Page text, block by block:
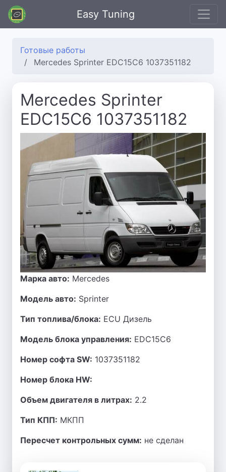
Easy Tuning
Готовые работы
Mercedes Sprinter EDC15C6 1037351182
Mercedes Sprinter
EDC15C6 1037351182
Марка авто: Mercedes
Модель авто: Sprinter
Тип топлива/блока: ECU Дизель
Модель блока управления: EDC15C6
Номер софта SW: 1037351182
Номер блока HW:
Объем двигателя в литрах: 2.2
Тип КПП: МКПП
Пересчет контрольных сумм: не сделан